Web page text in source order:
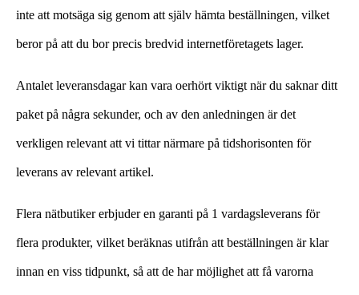
inte att motsäga sig genom att själv hämta beställningen, vilket
beror på att du bor precis bredvid internetföretagets lager.
Antalet leveransdagar kan vara oerhört viktigt när du saknar ditt
paket på några sekunder, och av den anledningen är det
verkligen relevant att vi tittar närmare på tidshorisonten för
leverans av relevant artikel.
Flera nätbutiker erbjuder en garanti på 1 vardagsleverans för
flera produkter, vilket beräknas utifrån att beställningen är klar
innan en viss tidpunkt, så att de har möjlighet att få varorna